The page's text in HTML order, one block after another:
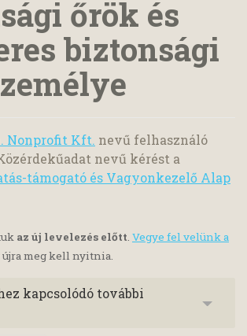
őrök és
biztonsági
Nonprofit Kft. nevű felhasználó
nevű kérést a
támogató és Vagyonkezelő Alap
az új levelezés előtt. Vegye fel velünk a
meg kell nyitnia.
kapcsolódó további